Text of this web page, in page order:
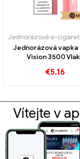
Jednorázové e-
Jednorázová vapka
Vision 3500
€5.16
Vítejte v